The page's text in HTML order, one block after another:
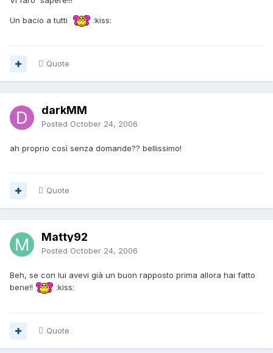
Un bacio a tutti :kiss:
Quote
darkMM
Posted October 24, 2006
ah proprio così senza domande?? bellissimo!
Quote
Matty92
Posted October 24, 2006
Beh, se con lui avevi già un buon rapposto prima allora hai fatto
bene!!
:kiss:
Quote